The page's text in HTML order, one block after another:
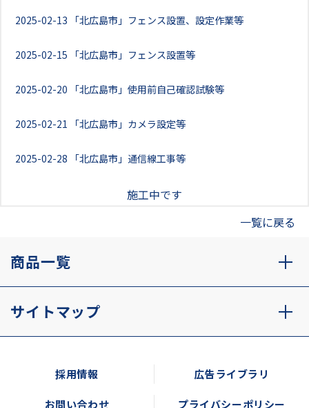
2025-02-13 「北広島市」フェンス設置、設定作業等
2025-02-15 「北広島市」フェンス設置等
2025-02-20 「北広島市」使用前自己確認試験等
2025-02-21 「北広島市」カメラ設定等
2025-02-28 「北広島市」通信線工事等
施工中です
一覧に戻る
商品一覧
サイトマップ
採用情報 広告ライブラリ
お問い合わせ プライバシーポリシー